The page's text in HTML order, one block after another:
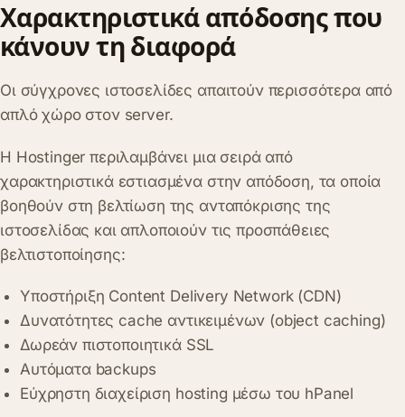
Χαρακτηριστικά απόδοσης που
κάνουν τη διαφορά
Οι σύγχρονες ιστοσελίδες απαιτούν περισσότερα από
απλό χώρο στον server.
Η Hostinger περιλαμβάνει μια σειρά από
χαρακτηριστικά εστιασμένα στην απόδοση, τα οποία
βοηθούν στη βελτίωση της ανταπόκρισης της
ιστοσελίδας και απλοποιούν τις προσπάθειες
βελτιστοποίησης:
Υποστήριξη Content Delivery Network (CDN)
Δυνατότητες cache αντικειμένων (object caching)
Δωρεάν πιστοποιητικά SSL
Αυτόματα backups
Εύχρηστη διαχείριση hosting μέσω του hPanel